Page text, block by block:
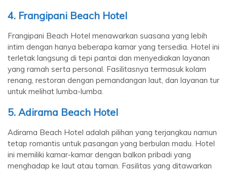
4. Frangipani Beach Hotel
Frangipani Beach Hotel menawarkan suasana yang lebih
intim dengan hanya beberapa kamar yang tersedia. Hotel ini
terletak langsung di tepi pantai dan menyediakan layanan
yang ramah serta personal. Fasilitasnya termasuk kolam
renang, restoran dengan pemandangan laut, dan layanan tur
untuk melihat lumba-lumba.
5. Adirama Beach Hotel
Adirama Beach Hotel adalah pilihan yang terjangkau namun
tetap romantis untuk pasangan yang berbulan madu. Hotel
ini memiliki kamar-kamar dengan balkon pribadi yang
menghadap ke laut atau taman. Fasilitas yang ditawarkan